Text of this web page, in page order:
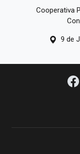
Cooperativa
9 de